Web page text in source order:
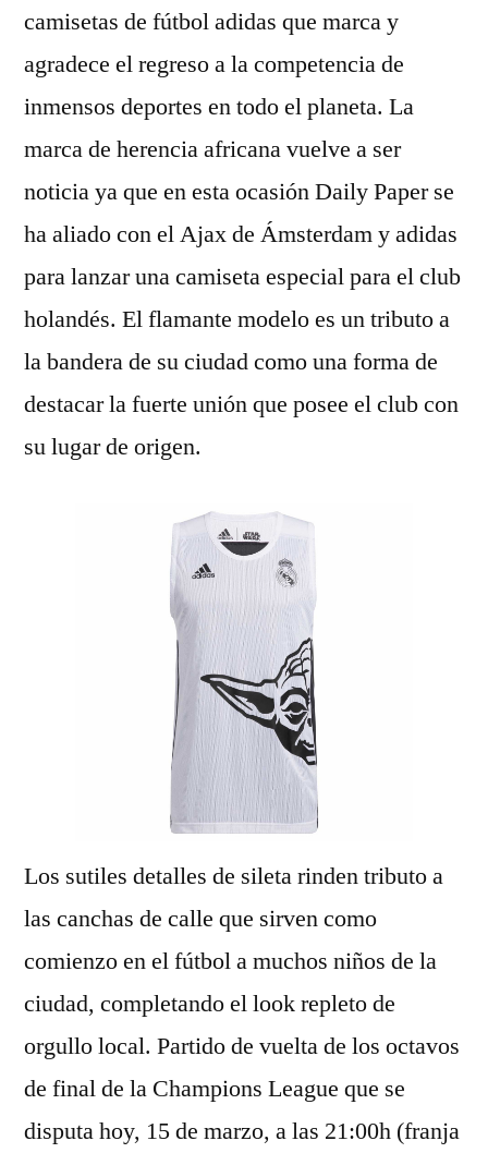
camisetas de fútbol adidas que marca y
agradece el regreso a la competencia de
inmensos deportes en todo el planeta. La
marca de herencia africana vuelve a ser
noticia ya que en esta ocasión Daily Paper se
ha aliado con el Ajax de Ámsterdam y adidas
para lanzar una camiseta especial para el club
holandés. El flamante modelo es un tributo a
la bandera de su ciudad como una forma de
destacar la fuerte unión que posee el club con
su lugar de origen.
Los sutiles detalles de sileta rinden tributo a
las canchas de calle que sirven como
comienzo en el fútbol a muchos niños de la
ciudad, completando el look repleto de
orgullo local. Partido de vuelta de los octavos
de final de la Champions League que se
disputa hoy, 15 de marzo, a las 21:00h (franja